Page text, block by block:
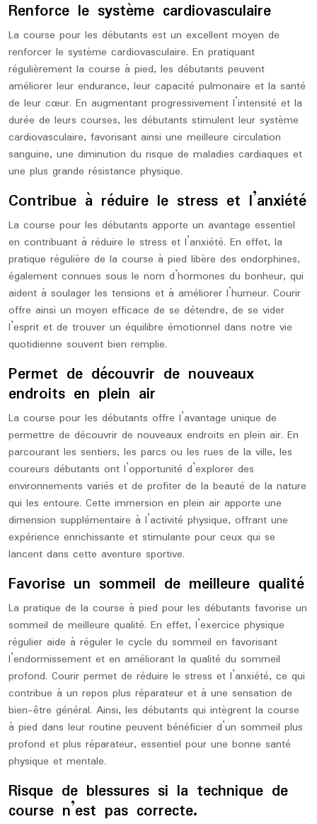
Renforce le système cardiovasculaire
La course pour les débutants est un excellent moyen de
renforcer le système cardiovasculaire. En pratiquant
régulièrement la course à pied, les débutants peuvent
améliorer leur endurance, leur capacité pulmonaire et la santé
de leur cœur. En augmentant progressivement l’intensité et la
durée de leurs courses, les débutants stimulent leur système
cardiovasculaire, favorisant ainsi une meilleure circulation
sanguine, une diminution du risque de maladies cardiaques et
une plus grande résistance physique.
Contribue à réduire le stress et l’anxiété
La course pour les débutants apporte un avantage essentiel
en contribuant à réduire le stress et l’anxiété. En effet, la
pratique régulière de la course à pied libère des endorphines,
également connues sous le nom d’hormones du bonheur, qui
aident à soulager les tensions et à améliorer l’humeur. Courir
offre ainsi un moyen efficace de se détendre, de se vider
l’esprit et de trouver un équilibre émotionnel dans notre vie
quotidienne souvent bien remplie.
Permet de découvrir de nouveaux
endroits en plein air
La course pour les débutants offre l’avantage unique de
permettre de découvrir de nouveaux endroits en plein air. En
parcourant les sentiers, les parcs ou les rues de la ville, les
coureurs débutants ont l’opportunité d’explorer des
environnements variés et de profiter de la beauté de la nature
qui les entoure. Cette immersion en plein air apporte une
dimension supplémentaire à l’activité physique, offrant une
expérience enrichissante et stimulante pour ceux qui se
lancent dans cette aventure sportive.
Favorise un sommeil de meilleure qualité
La pratique de la course à pied pour les débutants favorise un
sommeil de meilleure qualité. En effet, l’exercice physique
régulier aide à réguler le cycle du sommeil en favorisant
l’endormissement et en améliorant la qualité du sommeil
profond. Courir permet de réduire le stress et l’anxiété, ce qui
contribue à un repos plus réparateur et à une sensation de
bien-être général. Ainsi, les débutants qui intègrent la course
à pied dans leur routine peuvent bénéficier d’un sommeil plus
profond et plus réparateur, essentiel pour une bonne santé
physique et mentale.
Risque de blessures si la technique de
course n’est pas correcte.